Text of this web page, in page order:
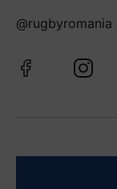
@rugbyromania